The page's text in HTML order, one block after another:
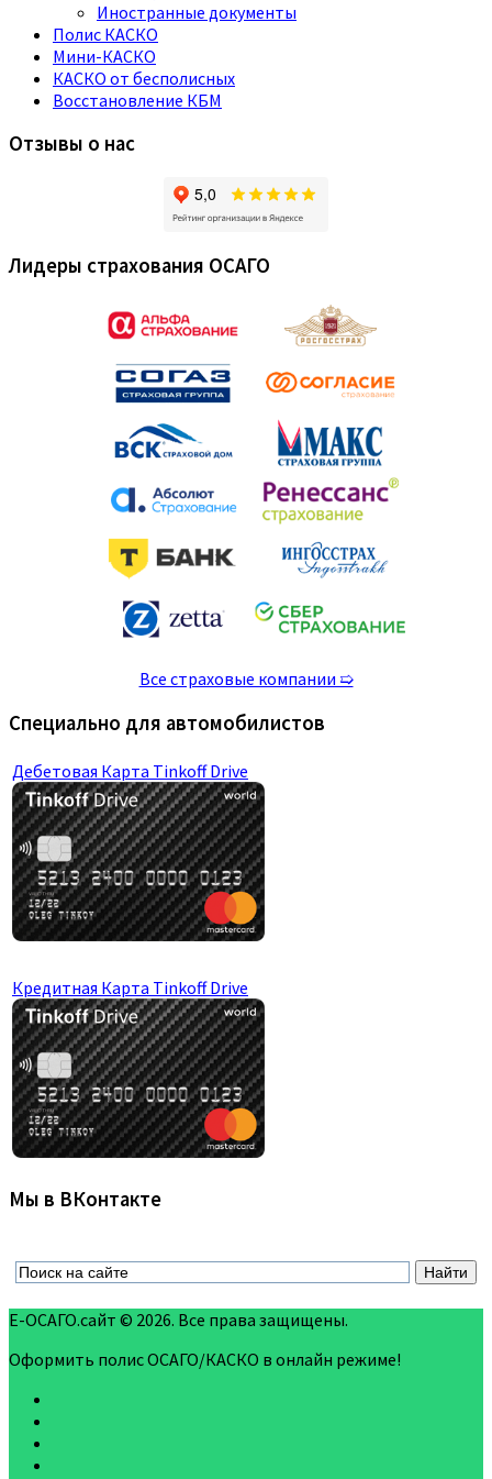
Иностранные документы
Полис КАСКО
Мини-КАСКО
КАСКО от бесполисных
Восстановление КБМ
Отзывы о нас
Лидеры страхования ОСАГО
Все страховые компании ➯
Специально для автомобилистов
Дебетовая Карта Tinkoff Drive
Кредитная Карта Tinkoff Drive
Мы в ВКонтакте
Е-ОСАГО.сайт © 2026. Все права защищены.
Оформить полис ОСАГО/КАСКО в онлайн режиме!